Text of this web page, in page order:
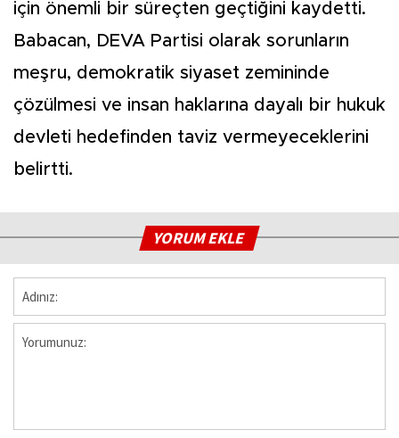
için önemli bir süreçten geçtiğini kaydetti.
Babacan, DEVA Partisi olarak sorunların
meşru, demokratik siyaset zemininde
çözülmesi ve insan haklarına dayalı bir hukuk
devleti hedefinden taviz vermeyeceklerini
belirtti.
YORUM EKLE